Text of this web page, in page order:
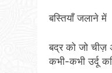
बस्तियाँ जलाने में
बद्र को जो चीज़
कभी-कभी उर्दू